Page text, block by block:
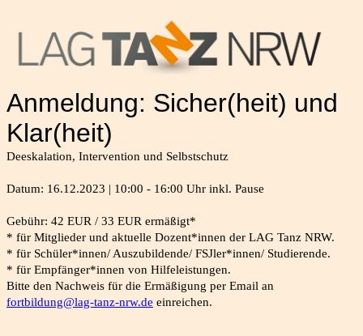
Anmeldung: Sicher(heit) und
Klar(heit)
Deeskalation, Intervention und Selbstschutz
Datum: 16.12.2023 | 10:00 - 16:00 Uhr inkl. Pause
Gebühr: 42 EUR / 33 EUR ermäßigt*
* für Mitglieder und aktuelle Dozent*innen der LAG Tanz NRW.
* für Schüler*innen/ Auszubildende/ FSJler*innen/ Studierende.
* für Empfänger*innen von Hilfeleistungen.
Bitte den Nachweis für die Ermäßigung per Email an
fortbildung@lag-tanz-nrw.de einreichen.